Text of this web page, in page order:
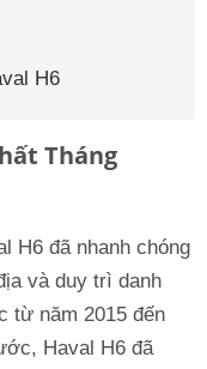
H6
Tháng
H6 đã nhanh chóng
và duy trì danh
từ năm 2015 đến
Haval H6 đã